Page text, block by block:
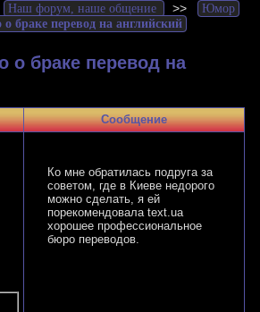
Наш форум, наше общение >> Юмор
о браке перевод на английский
о браке перевод на
Сообщение
Ко мне обратилась подруга за
советом, где в Киеве недорого
можно сделать, я ей
порекомендовала text.ua
хорошее профессиональное
бюро переводов.